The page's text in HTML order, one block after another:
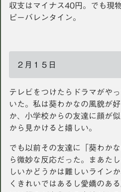
収支はマイナス40円。でも現
ピーバレンタイン。
２月１５日
テレビをつけたらドラマがや
いた。私は葵わかなの風貌が
か、小学校からの友達に顔が
から見かけると嬉しい。
でも以前その友達に「葵わか
ら微妙な反応だった。まあた
しいかどうかは難しいライン
くきれいではあるし愛嬌のあ